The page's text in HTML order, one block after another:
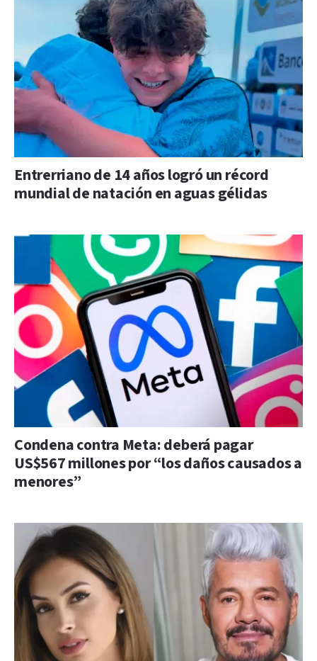
Entrerriano de 14 años logró un récord
mundial de natación en aguas gélidas
Condena contra Meta: deberá pagar
US$567 millones por “los daños causados a
menores”